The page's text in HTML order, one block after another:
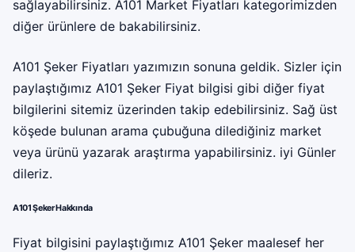
sağlayabilirsiniz. A101 Market Fiyatları kategorimizden
diğer ürünlere de bakabilirsiniz.
A101 Şeker Fiyatları yazımızın sonuna geldik. Sizler için
paylaştığımız A101 Şeker Fiyat bilgisi gibi diğer fiyat
bilgilerini sitemiz üzerinden takip edebilirsiniz. Sağ üst
köşede bulunan arama çubuğuna dilediğiniz market
veya ürünü yazarak araştırma yapabilirsiniz. iyi Günler
dileriz.
A101 Şeker Hakkında
Fiyat bilgisini paylaştığımız A101 Şeker maalesef her